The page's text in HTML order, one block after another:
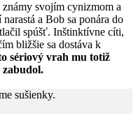
svojím cynizmom a
a Bob sa ponára do
spúšť. Inštinktívne cíti,
bližšie sa dostáva k
sériový vrah mu totiž
sušienky.